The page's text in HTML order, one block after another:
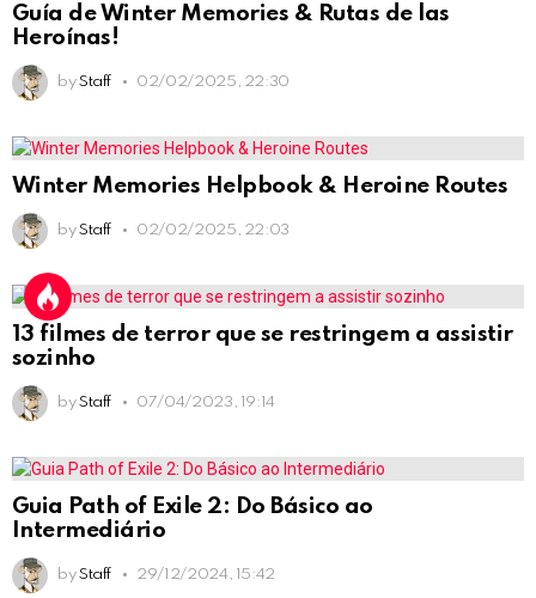
Guía de Winter Memories & Rutas de las
Heroínas!
by Staff 02/02/2025, 22:30
Winter Memories Helpbook & Heroine Routes
by Staff 02/02/2025, 22:03
13 filmes de terror que se restringem a assistir
sozinho
by Staff 07/04/2023, 19:14
Guia Path of Exile 2: Do Básico ao
Intermediário
by Staff 29/12/2024, 15:42